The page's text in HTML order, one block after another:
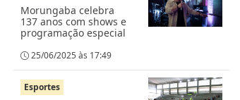
Morungaba celebra
137 anos com shows e
programação especial
25/06/2025 às 17:49
Esportes